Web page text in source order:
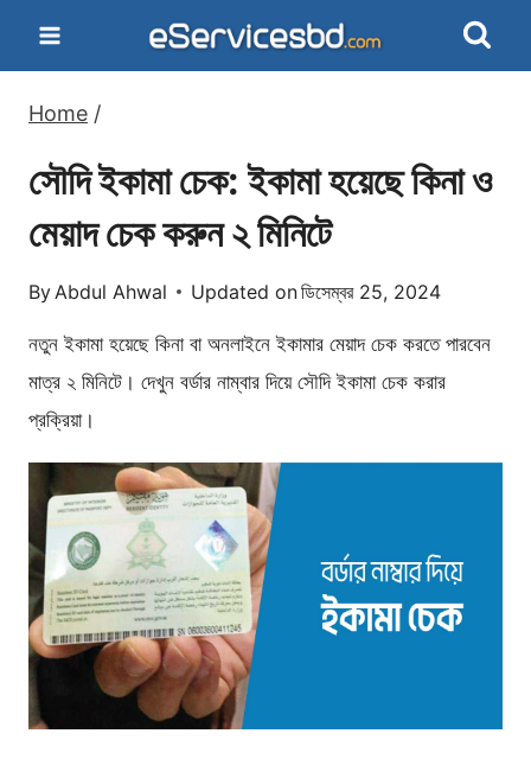
Skip
to
content
Home /
সৌদি ইকামা চেক: ইকামা হয়েছে কিনা ও
মেয়াদ চেক করুন ২ মিনিটে
ByAbdul Ahwal Updated onডিসেম্বর 25, 2024
নতুন ইকামা হয়েছে কিনা বা অনলাইনে ইকামার মেয়াদ চেক করতে পারবেন
মাত্র ২ মিনিটে। দেখুন বর্ডার নাম্বার দিয়ে সৌদি ইকামা চেক করার
প্রক্রিয়া।